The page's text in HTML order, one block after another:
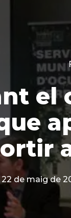
el
22 de maig de